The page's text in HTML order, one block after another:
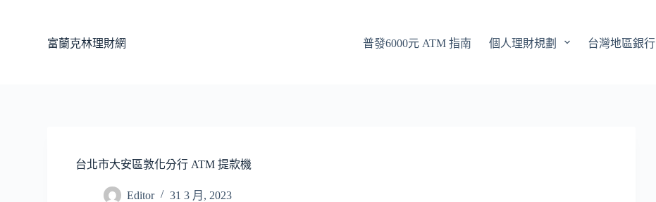
富蘭克林理財網 普發6000元 ATM 指南 個人理財規劃 台灣地區銀行
台北市大安區敦化分行 ATM 提款機
Editor 31 3 月, 2023